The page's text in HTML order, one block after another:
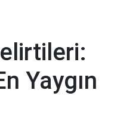
Yaygın